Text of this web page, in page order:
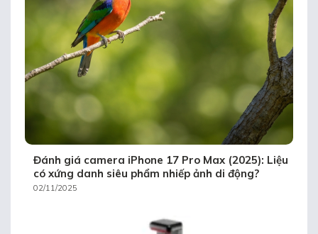
Đánh giá camera iPhone 17 Pro Max (2025): Liệu
có xứng danh siêu phẩm nhiếp ảnh di động?
02/11/2025